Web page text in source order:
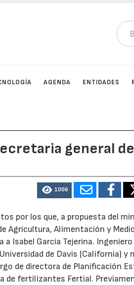
AGENDA ENTIDADES
general de
1006
por los que, a propuesta del
Agricultura, Alimentación y
Isabel García Tejerina.
de Davis (California) y
de directora de Planificación
de fertilizantes Fertial.